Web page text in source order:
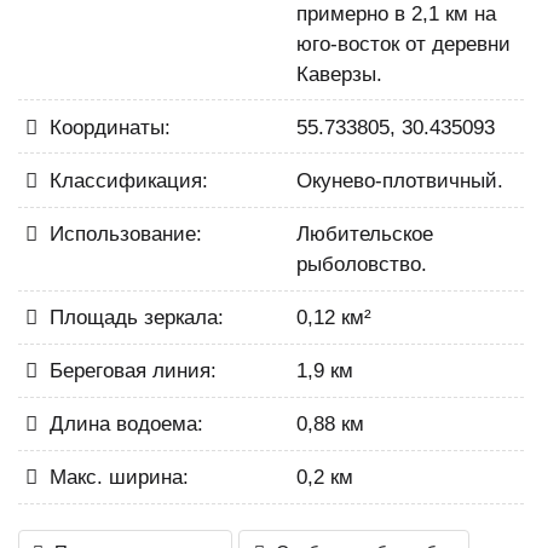
примерно в 2,1 км на
юго-восток от деревни
Каверзы.
Координаты: 55.733805, 30.435093
Классификация: Окунево-плотвичный.
Использование:
Любительское
рыболовство.
Площадь зеркала: 0,12 км²
Береговая линия: 1,9 км
Длина водоема: 0,88 км
Макс. ширина: 0,2 км